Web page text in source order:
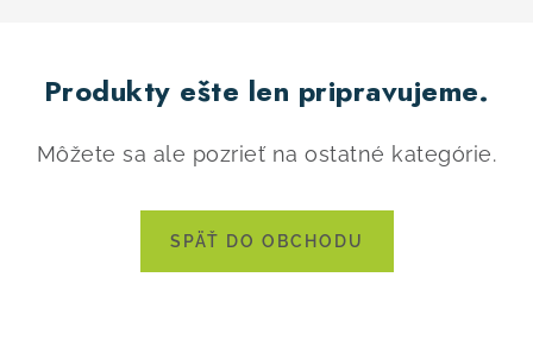
OBLEČENIE A TOPÁNKY
Produkty ešte len pripravujeme.
Môžete sa ale pozrieť na ostatné kategórie.
SPÄŤ DO OBCHODU